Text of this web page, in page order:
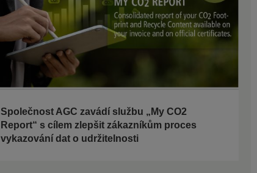
Společnost AGC zavádí službu „My CO2
Report“ s cílem zlepšit zákazníkům proces
vykazování dat o udržitelnosti